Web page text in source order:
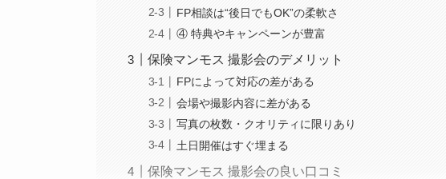
FP相談は“後日でもOK”の柔軟さ
④ 特典やキャンペーンが豊富
保険マンモス 撮影会のデメリット
FPによって対応の差がある
会場や撮影内容に差がある
写真の枚数・クオリティに限りあり
土日開催はすぐ埋まる
保険マンモス 撮影会の良い口コミ